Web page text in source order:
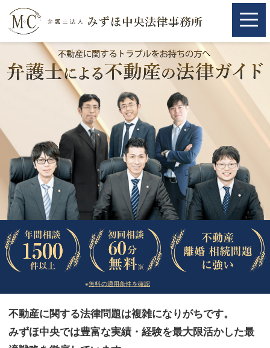
取扱分野
相続・遺言
離婚（夫婦間トラブル）
企業法務
労働問題（解雇，残業等）
刑事弁護
交通事故
法律相談など（その他）
お客様へ
※無料の適用条件を確認
不動産に関する法律問題は複雑になりがちです。
みずほ中央では豊富な実績・経験を最大限活かした最
取扱分野
相続・遺言
離婚（夫婦間トラブル）
企業法務
労働問題（解雇，残業等）
刑事弁護
交通事故
法律相談など（その他）
お客様へ